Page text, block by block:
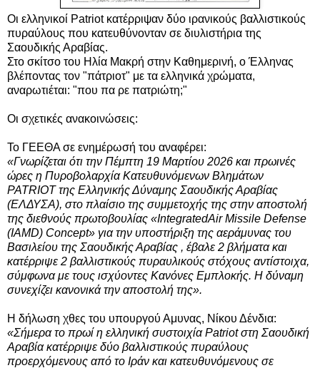
Οι ελληνικοί Patriot κατέρριψαν δύο ιρανικούς βαλλιστικούς
πυραύλους που κατευθύνονταν σε διυλιστήρια της
Σαουδικής Αραβίας.
Στο σκίτσο του Ηλία Μακρή στην Καθημερινή, ο Έλληνας
βλέποντας τον "πάτριοτ" με τα ελληνικά χρώματα,
αναρωτιέται: "που πα ρε πατριώτη;"
Οι σχετικές ανακοινώσεις:
Το ΓΕΕΘΑ σε ενημέρωσή του αναφέρει:
«Γνωρίζεται ότι την Πέμπτη 19 Μαρτίου 2026 και πρωινές
ώρες η Πυροβολαρχία Κατευθυνόμενων Βλημάτων
PATRIOT της Ελληνικής Δύναμης Σαουδικής Αραβίας
(ΕΛΔΥΣΑ), στο πλαίσιο της συμμετοχής της στην αποστολή
της διεθνούς πρωτοβουλίας «IntegratedAir Missile Defense
(IAMD) Concept» για την υποστήριξη της αεράμυνας του
Βασιλείου της Σαουδικής Αραβίας , έβαλε 2 βλήματα και
κατέρριψε 2 βαλλιστικούς πυραυλικούς στόχους αντίστοιχα,
σύμφωνα με τους ισχύοντες Κανόνες Εμπλοκής. Η δύναμη
συνεχίζει κανονικά την αποστολή της».
Η δήλωση χθες του υπουργού Αμυνας, Νίκου Δένδια:
«Σήμερα το πρωί η ελληνική συστοιχία Patriot στη Σαουδική
Αραβία κατέρριψε δύο βαλλιστικούς πυραύλους
προερχόμενους από το Ιράν και κατευθυνόμενους σε